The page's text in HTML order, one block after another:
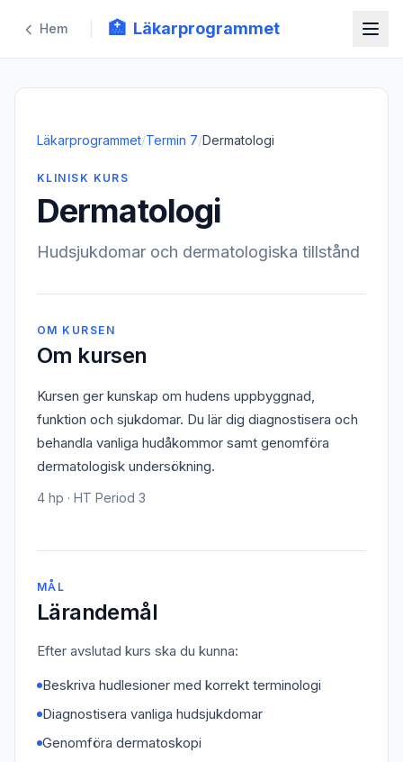
Hem 🏥 Läkarprogrammet
Läkarprogrammet/Termin 7/Dermatologi
KLINISK KURS
Dermatologi
Hudsjukdomar och dermatologiska tillstånd
OM KURSEN
Om kursen
Kursen ger kunskap om hudens uppbyggnad,
funktion och sjukdomar. Du lär dig diagnostisera och
behandla vanliga hudåkommor samt genomföra
dermatologisk undersökning.
4 hp · HT Period 3
MÅL
Lärandemål
Efter avslutad kurs ska du kunna:
Beskriva hudlesioner med korrekt terminologi
Diagnostisera vanliga hudsjukdomar
Genomföra dermatoskopi